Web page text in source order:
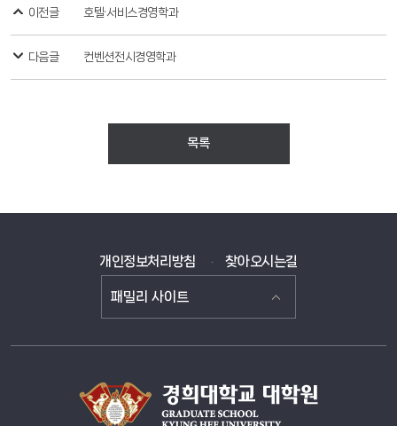
이전글 호텔·서비스경영학과
다음글 컨벤션전시경영학과
목록
개인정보처리방침 찾아오시는길
패밀리 사이트